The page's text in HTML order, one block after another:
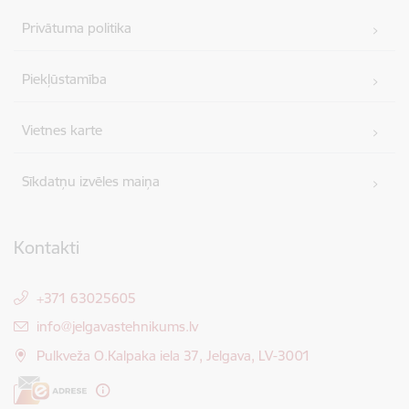
Privātuma politika
Piekļūstamība
Vietnes karte
Sīkdatņu izvēles maiņa
Kontakti
+371 63025605
E-pasts:
info@jelgavastehnikums.lv
Pulkveža O.Kalpaka iela 37, Jelgava, LV-3001